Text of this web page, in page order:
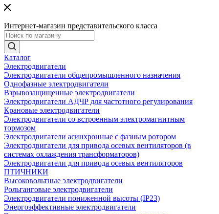
Интернет-магазин представительского класса
Каталог
Электродвигатели
Электродвигатели общепромышленного назначения
Однофазные электродвигатели
Взрывозащищенные электродвигатели
Электродвигатели АДЧР для частотного регулирования
Крановые электродвигатели
Электродвигатели со встроенным электромагнитным
тормозом
Электродвигатели асинхронные с фазным ротором
Электродвигатели для привода осевых вентиляторов (в
системах охлаждения трансформаторов)
Электродвигатели для привода осевых вентиляторов
ПТИЧНИКИ
Высоковольтные электродвигатели
Рольганговые электродвигатели
Электродвигатели пониженной высоты (IP23)
Энергоэффективные электродвигатели